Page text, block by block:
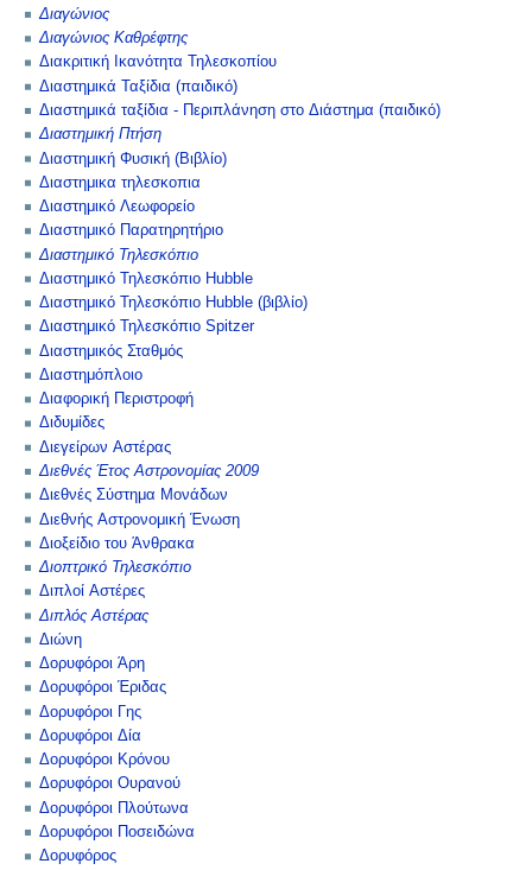
Διαγώνιος
Διαγώνιος Καθρέφτης
Διακριτική Ικανότητα Τηλεσκοπίου
Διαστημικά Ταξίδια (παιδικό)
Διαστημικά ταξίδια - Περιπλάνηση στο Διάστημα (παιδικό)
Διαστημική Πτήση
Διαστημική Φυσική (Βιβλίο)
Διαστημικα τηλεσκοπια
Διαστημικό Λεωφορείο
Διαστημικό Παρατηρητήριο
Διαστημικό Τηλεσκόπιο
Διαστημικό Τηλεσκόπιο Hubble
Διαστημικό Τηλεσκόπιο Hubble (βιβλίο)
Διαστημικό Τηλεσκόπιο Spitzer
Διαστημικός Σταθμός
Διαστημόπλοιο
Διαφορική Περιστροφή
Διδυμίδες
Διεγείρων Αστέρας
Διεθνές Έτος Αστρονομίας 2009
Διεθνές Σύστημα Μονάδων
Διεθνής Αστρονομική Ένωση
Διοξείδιο του Άνθρακα
Διοπτρικό Τηλεσκόπιο
Διπλοί Αστέρες
Διπλός Αστέρας
Διώνη
Δορυφόροι Άρη
Δορυφόροι Έριδας
Δορυφόροι Γης
Δορυφόροι Δία
Δορυφόροι Κρόνου
Δορυφόροι Ουρανού
Δορυφόροι Πλούτωνα
Δορυφόροι Ποσειδώνα
Δορυφόρος